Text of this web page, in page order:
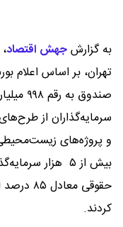
به گزارشجهش اقتصاد،
تهران، بر اساس اعلام
صندوق
سرمایه‌گذاران از
و پروژه‌های
حقوقی
کردند.